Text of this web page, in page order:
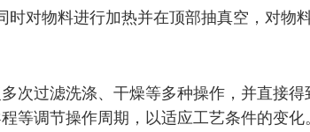
对物料进行加热并在顶部抽真空，对物
过滤洗涤、干燥等多种操作，并直接得
调节操作周期，以适应工艺条件的变化